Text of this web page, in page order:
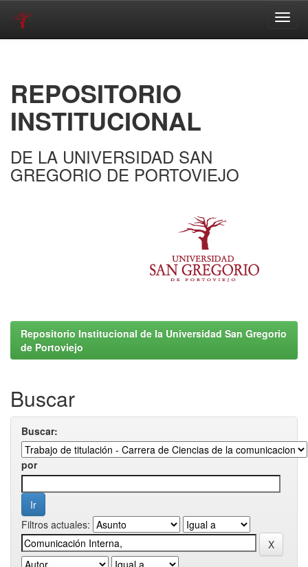
REPOSITORIO
INSTITUCIONAL
DE LA UNIVERSIDAD SAN
GREGORIO DE PORTOVIEJO
Repositorio Institucional de la Universidad San Gregorio
de Portoviejo
Buscar
Buscar:
por
Filtros actuales: